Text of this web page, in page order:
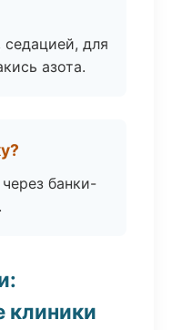
седацией, для
азота.
банки-
клиники